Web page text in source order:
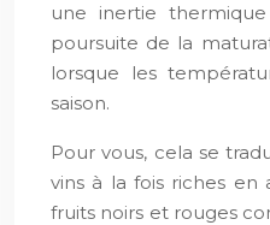
une inertie
poursuite de la
lorsque les
saison.
Pour vous, cela se
vins à la fois riches en
fruits noirs et rouges